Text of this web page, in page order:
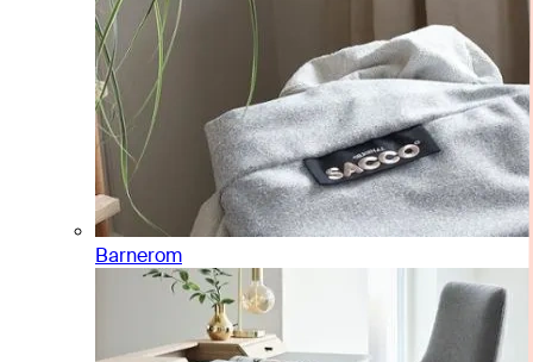
Barnerom